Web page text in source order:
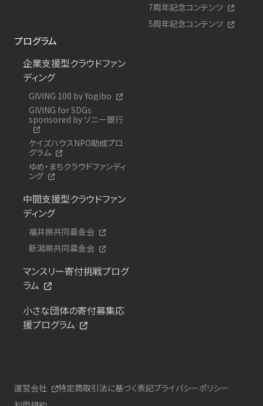
7周年記念コンテンツ
5周年記念コンテンツ
プログラム
企業支援型クラウドファン
ディング
GIVING 100 by Yogibo
GIVING for SDGs
sponsored by ソニー銀行
ケイズハウスNPO助成プロ
グラム
ゆめ・まちクラウドファンディ
ング
中間支援型クラウドファン
ディング
福井県共同募金会
新潟県共同募金会
マンスリー寄付挑戦プログ
ラム
小さな団体の寄付募集応
援プログラム
運営会社 特定商取引法に基づく表記プライバシーポリシー